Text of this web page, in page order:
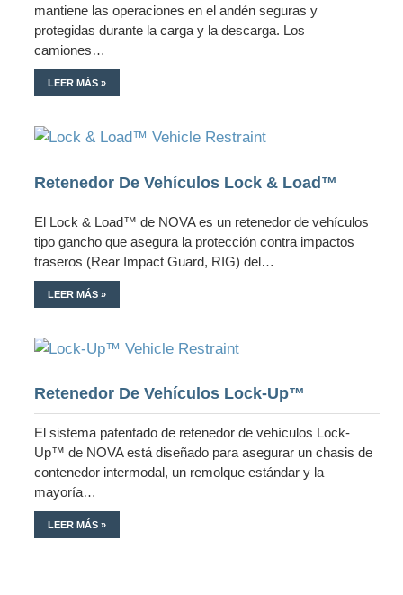
mantiene las operaciones en el andén seguras y
protegidas durante la carga y la descarga. Los
camiones…
LEER MÁS »
Retenedor De Vehículos Lock & Load™
El Lock & Load™ de NOVA es un retenedor de vehículos
tipo gancho que asegura la protección contra impactos
traseros (Rear Impact Guard, RIG) del…
LEER MÁS »
Retenedor De Vehículos Lock-Up™
El sistema patentado de retenedor de vehículos Lock-
Up™ de NOVA está diseñado para asegurar un chasis de
contenedor intermodal, un remolque estándar y la
mayoría…
LEER MÁS »